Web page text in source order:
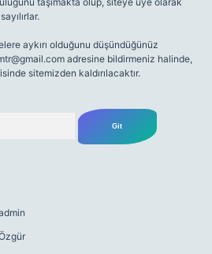
aykırı olduğunu düşündüğünüz
adresine bildirmeniz halinde,
sitemizden kaldırılacaktır.